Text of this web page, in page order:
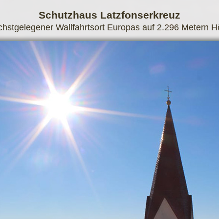
Schutzhaus Latzfonserkreuz
Wallfahrtsort Europas auf 2.296 Metern